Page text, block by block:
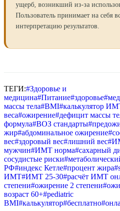
ущерб, возникший из-за
Пользователь принимает на себя
интерпретацию результатов.
ТЕГИ:#Здоровье и
медицина#Питание#здоровье#
массы тела#BMI#калькулятор
веса#ожирение#дефицит массы
формула#ВОЗ стандарты#
жир#абдоминальное ожирение#
вес#здоровый вес#лишний вес#
мужчин#ИМТ норма#сахарный
сосудистые риски#
РФ#индекс Кетле#процент жира#
ИМТ#ИМТ 25-30#расчёт ИМТ
степени#ожирение 2 степени#
возраст 60+#pediatric
BMI#калькулятор#бесплатно#